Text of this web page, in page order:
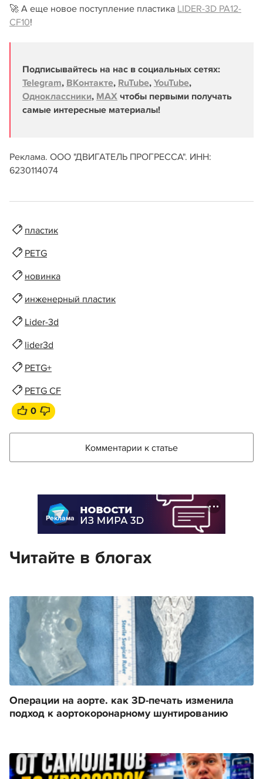
🚀 А еще новое поступление пластика LIDER-3D PA12-
CF10!
Подписывайтесь на нас в социальных сетях:
Telegram, ВКонтакте, RuTube, YouTube,
Одноклассники, MAX чтобы первыми получать
самые интересные материалы!
Реклама. ООО "ДВИГАТЕЛЬ ПРОГРЕССА". ИНН:
6230114074
пластик
PETG
новинка
инженерный пластик
Lider-3d
lider3d
PETG+
PETG CF
0
Комментарии к статье
Реклама
Читайте в блогах
Операции на аорте. как 3D-печать изменила
подход к аортокоронарному шунтированию